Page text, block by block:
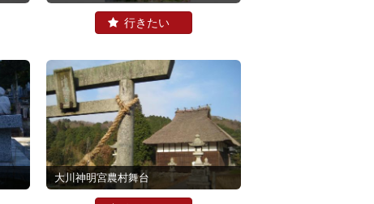
大川神明宮農村舞台